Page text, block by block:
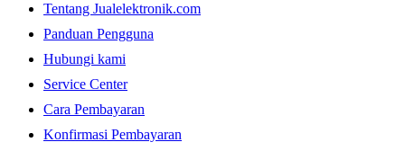
Tentang Jualelektronik.com
Panduan Pengguna
Hubungi kami
Service Center
Cara Pembayaran
Konfirmasi Pembayaran